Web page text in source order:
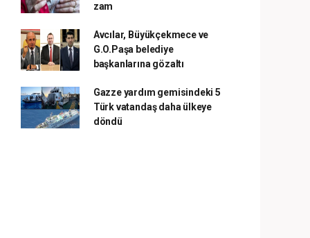
zam
Avcılar, Büyükçekmece ve
G.O.Paşa belediye
başkanlarına gözaltı
Gazze yardım gemisindeki 5
Türk vatandaş daha ülkeye
döndü